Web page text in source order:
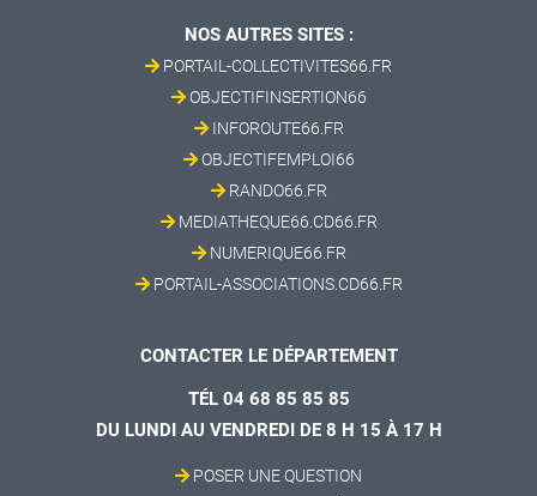
NOS AUTRES SITES :
PORTAIL-COLLECTIVITES66.FR
OBJECTIFINSERTION66
INFOROUTE66.FR
OBJECTIFEMPLOI66
RANDO66.FR
MEDIATHEQUE66.CD66.FR
NUMERIQUE66.FR
PORTAIL-ASSOCIATIONS.CD66.FR
CONTACTER LE DÉPARTEMENT
TÉL 04 68 85 85 85
DU LUNDI AU VENDREDI DE 8 H 15 À 17 H
POSER UNE QUESTION